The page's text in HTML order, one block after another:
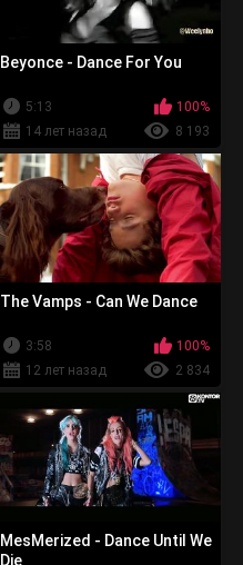
Beyonce - Dance For You
5:13
100%
14 лет назад
8 193
The Vamps - Can We Dance
3:58
100%
12 лет назад
2 834
MesMerized - Dance Until We
Die